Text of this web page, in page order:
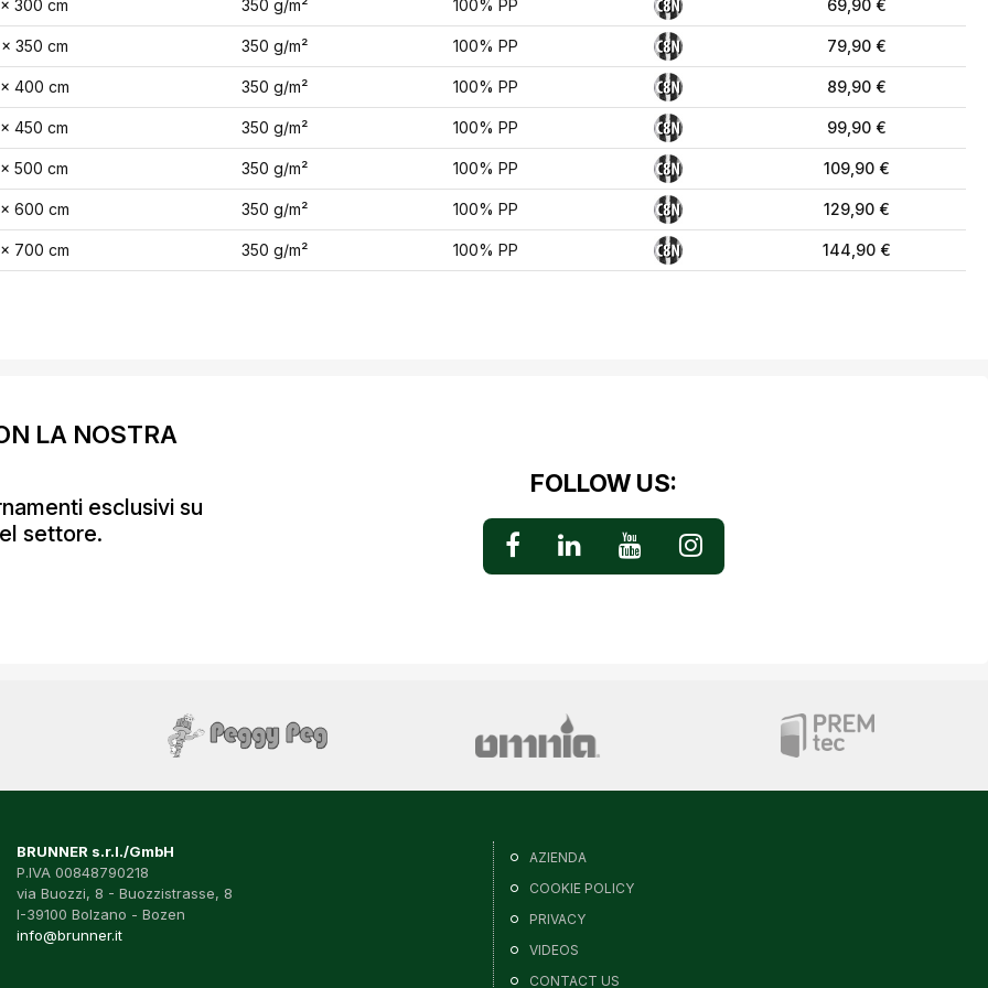
300 cm 350 g/m² 100% PP 69,90 €
350 cm 350 g/m² 100% PP 79,90 €
400 cm 350 g/m² 100% PP 89,90 €
450 cm 350 g/m² 100% PP 99,90 €
500 cm 350 g/m² 100% PP 109,90 €
600 cm 350 g/m² 100% PP 129,90 €
700 cm 350 g/m² 100% PP 144,90 €
LA NOSTRA
esclusivi su
settore.
FOLLOW US:
BRUNNER s.r.l./GmbH
P.IVA 00848790218
via Buozzi, 8 - Buozzistrasse, 8
I-39100 Bolzano - Bozen
info@brunner.it
AZIENDA
COOKIE POLICY
PRIVACY
VIDEOS
CONTACT US